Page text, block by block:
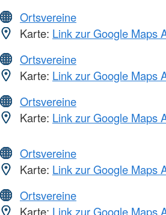
Ortsvereine
Karte: Link zur Google Maps
Ortsvereine
Karte: Link zur Google Maps
Ortsvereine
Karte: Link zur Google Maps
Ortsvereine
Karte: Link zur Google Maps
Ortsvereine
Karte: Link zur Google Maps